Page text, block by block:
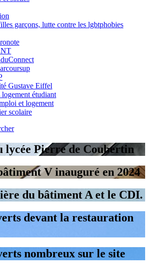
garçons, lutte contre les lgbtphobies
Gustave Eiffel
étudiant
et logement
scolaire
lycée Pierre de Coubertin
V inauguré en 2024
du bâtiment A et le CDI.
devant la restauration
nombreux sur le site